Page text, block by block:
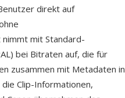
direkt auf
mit Standard-
bei Bitraten auf, die für
zusammen mit Metadaten in
Clip-Informationen,